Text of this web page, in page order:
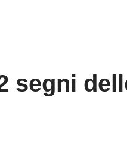
segni